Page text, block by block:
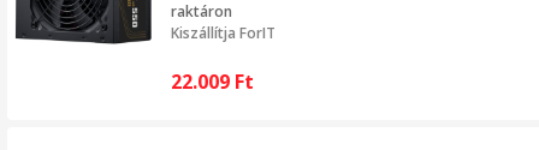
raktáron
Kiszállítja ForIT
22.009 Ft